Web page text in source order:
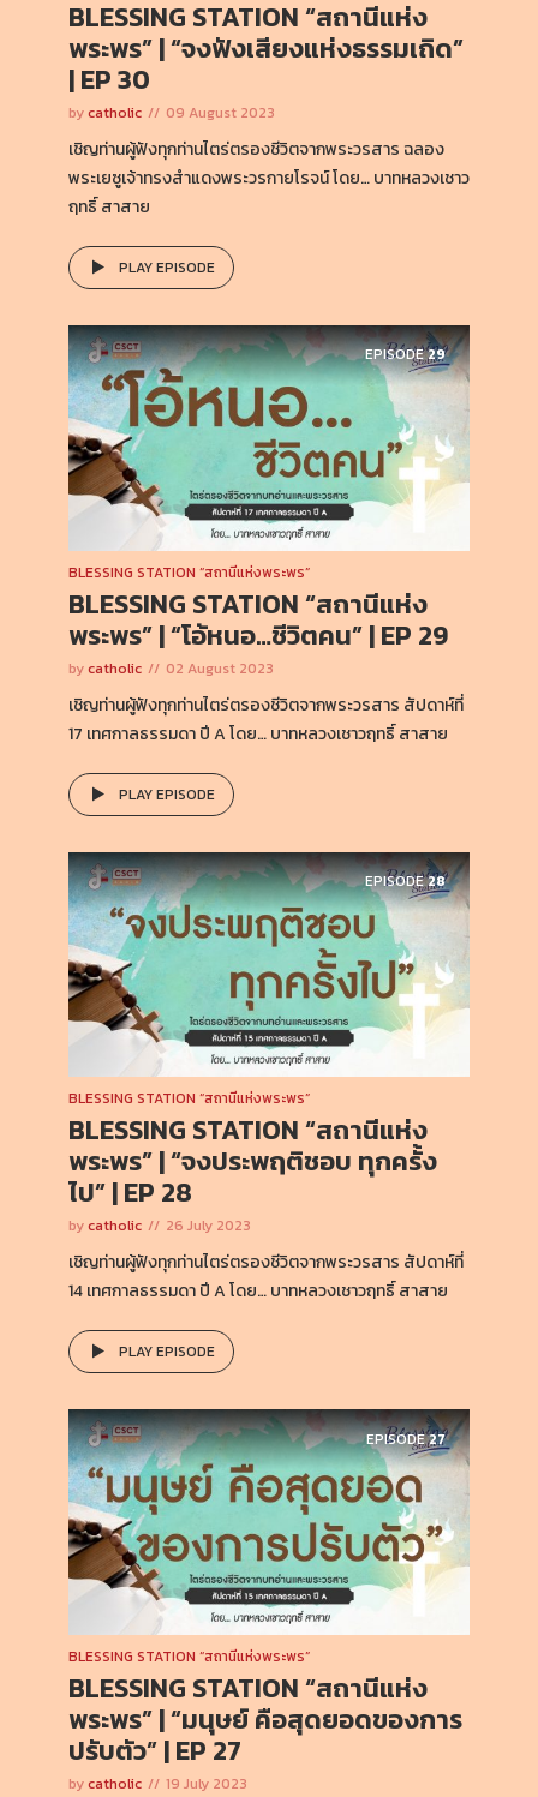
BLESSING STATION “สถานีแห่ง
พระพร” | “จงฟังเสียงแห่งธรรมเถิด”
| EP 30
bycatholic 09 August 2023
เชิญท่านผู้ฟังทุกท่านไตร่ตรองชีวิตจากพระวรสาร ฉลอง
พระเยซูเจ้าทรงสำแดงพระวรกายโรจน์ โดย… บาทหลวงเชาว
ฤทธิ์ สาสาย
PLAY EPISODE
EPISODE29
BLESSING STATION “สถานีแห่งพระพร”
BLESSING STATION “สถานีแห่ง
พระพร” | “โอ้หนอ…ชีวิตคน” | EP 29
bycatholic 02 August 2023
เชิญท่านผู้ฟังทุกท่านไตร่ตรองชีวิตจากพระวรสาร สัปดาห์ที่
17 เทศกาลธรรมดา ปี A โดย… บาทหลวงเชาวฤทธิ์ สาสาย
PLAY EPISODE
EPISODE28
BLESSING STATION “สถานีแห่งพระพร”
BLESSING STATION “สถานีแห่ง
พระพร” | “จงประพฤติชอบ ทุกครั้ง
ไป” | EP 28
bycatholic 26 July 2023
เชิญท่านผู้ฟังทุกท่านไตร่ตรองชีวิตจากพระวรสาร สัปดาห์ที่
14 เทศกาลธรรมดา ปี A โดย… บาทหลวงเชาวฤทธิ์ สาสาย
PLAY EPISODE
EPISODE27
BLESSING STATION “สถานีแห่งพระพร”
BLESSING STATION “สถานีแห่ง
พระพร” | “มนุษย์ คือสุดยอดของการ
ปรับตัว” | EP 27
bycatholic 19 July 2023